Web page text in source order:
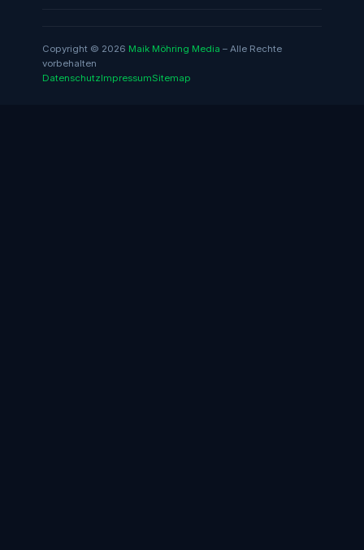
Copyright © 2026 Maik Möhring Media – Alle Rechte
vorbehalten
DatenschutzImpressumSitemap